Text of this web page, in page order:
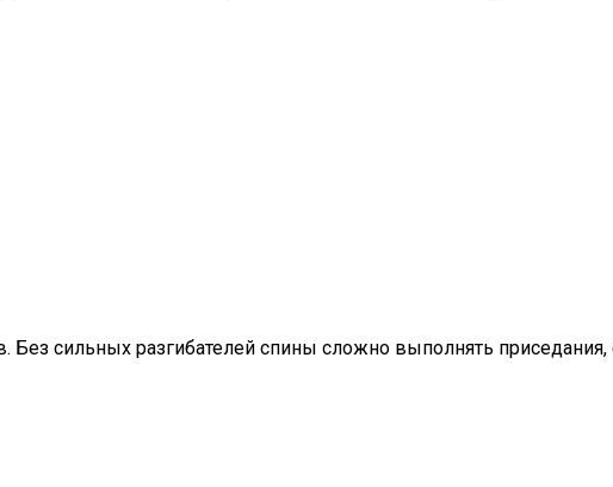
Без сильных разгибателей спины сложно выполнять